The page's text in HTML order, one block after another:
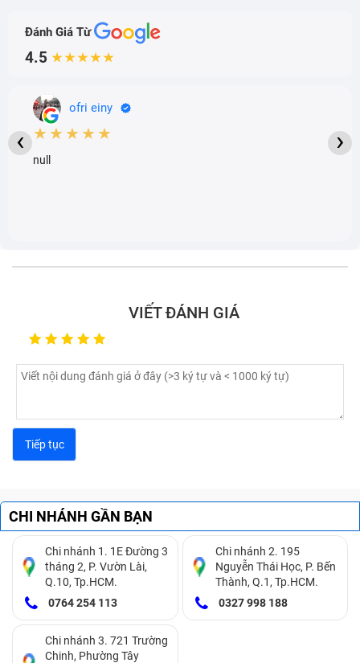
Đánh Giá Từ
4.5 ★★★★★
ofri einy
★★★★★
null
‹ ›
VIẾT ĐÁNH GIÁ
CHI NHÁNH GẦN BẠN
Chi nhánh 1. 1E Đường 3
tháng 2, P. Vườn Lài,
Q.10, Tp.HCM.
0764 254 113
Chi nhánh 2. 195
Nguyễn Thái Học, P. Bến
Thành, Q.1, Tp.HCM.
0327 998 188
Chi nhánh 3. 721 Trường
Chinh, Phường Tây